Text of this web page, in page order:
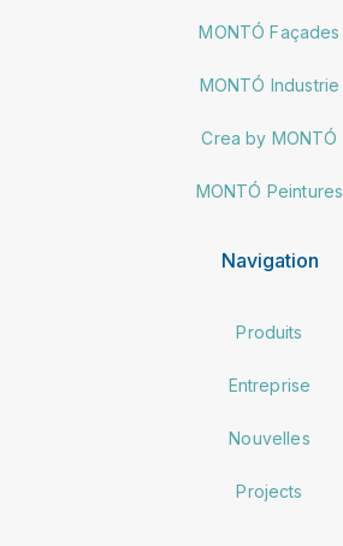
MONTÓ Façades
MONTÓ Industrie
Crea by MONTÓ
MONTÓ Peintures
Navigation
Produits
Entreprise
Nouvelles
Projects